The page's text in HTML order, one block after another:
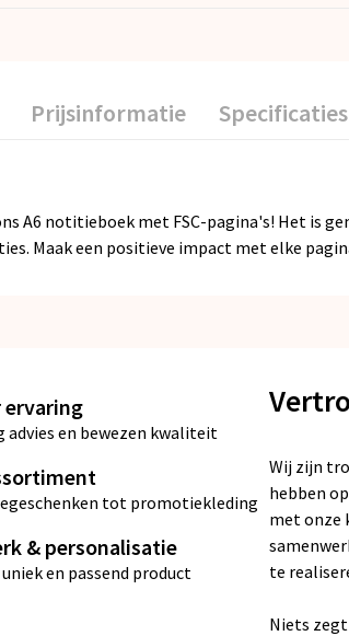
Prijsinformatie Specificaties
A6 notitieboek met FSC-pagina's! Het is
Maak een positieve impact met elke
ervaring
advies en bewezen kwaliteit
tot promotiekleding
& personalisatie
en passend product
Wij zijn
hebben
met onze
te
Niets